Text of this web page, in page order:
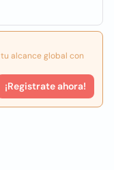
alcance global con
¡Registrate ahora!